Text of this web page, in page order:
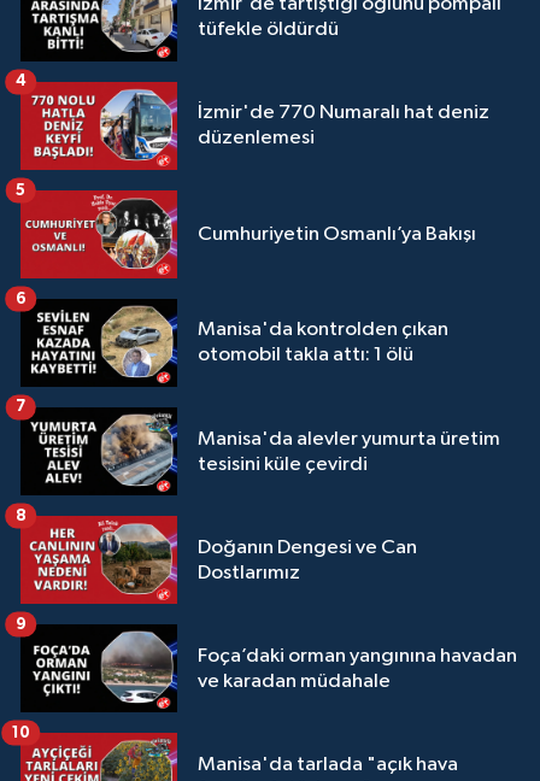
İzmir'de tartıştığı oğlunu pompalı
tüfekle öldürdü
İzmir'de 770 Numaralı hat deniz
düzenlemesi
4
Cumhuriyetin Osmanlı’ya Bakışı
5
Manisa'da kontrolden çıkan
otomobil takla attı: 1 ölü
6
Manisa'da alevler yumurta üretim
tesisini küle çevirdi
7
Doğanın Dengesi ve Can
Dostlarımız
8
Foça’daki orman yangınına havadan
ve karadan müdahale
9
Manisa'da tarlada "açık hava
10